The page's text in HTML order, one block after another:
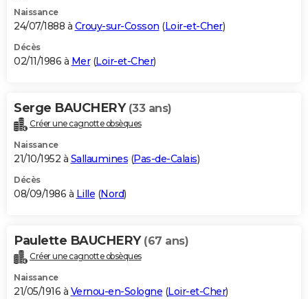
Naissance
24/07/1888 à Crouy-sur-Cosson (Loir-et-Cher)
Décès
02/11/1986 à Mer(Loir-et-Cher)
Serge BAUCHERY (33 ans)
Créer une cagnotte obsèques
Naissance
21/10/1952 à Sallaumines (Pas-de-Calais)
Décès
08/09/1986 à Lille (Nord)
Paulette BAUCHERY (67 ans)
Créer une cagnotte obsèques
Naissance
21/05/1916 à Vernou-en-Sologne (Loir-et-Cher)